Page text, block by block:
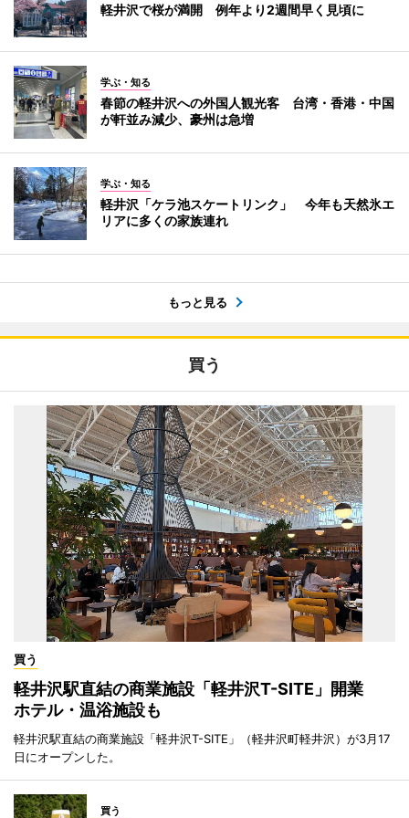
軽井沢で桜が満開 例年より2週間早く見頃に
学ぶ・知る
春節の軽井沢への外国人観光客 台湾・香港・中国
が軒並み減少、豪州は急増
学ぶ・知る
軽井沢「ケラ池スケートリンク」 今年も天然氷エ
リアに多くの家族連れ
もっと見る
買う
買う
軽井沢駅直結の商業施設「軽井沢T-SITE」開業
ホテル・温浴施設も
軽井沢駅直結の商業施設「軽井沢T-SITE」（軽井沢町軽井沢）が3月17
日にオープンした。
買う